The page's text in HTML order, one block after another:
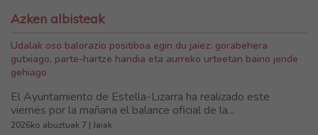
Azken albisteak
Udalak oso balorazio positiboa egin du jaiez: gorabehera
gutxiago, parte-hartze handia eta aurreko urteetan baino jende
gehiago
El Ayuntamiento de Estella-Lizarra ha realizado este
viernes por la mañana el balance oficial de la...
2026ko abuztuak 7 | Jaiak